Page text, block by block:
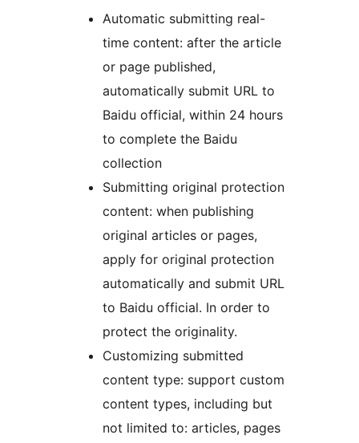
Automatic submitting real-
time content: after the article
or page published,
automatically submit URL to
Baidu official, within 24 hours
to complete the Baidu
collection
Submitting original protection
content: when publishing
original articles or pages,
apply for original protection
automatically and submit URL
to Baidu official. In order to
protect the originality.
Customizing submitted
content type: support custom
content types, including but
not limited to: articles, pages